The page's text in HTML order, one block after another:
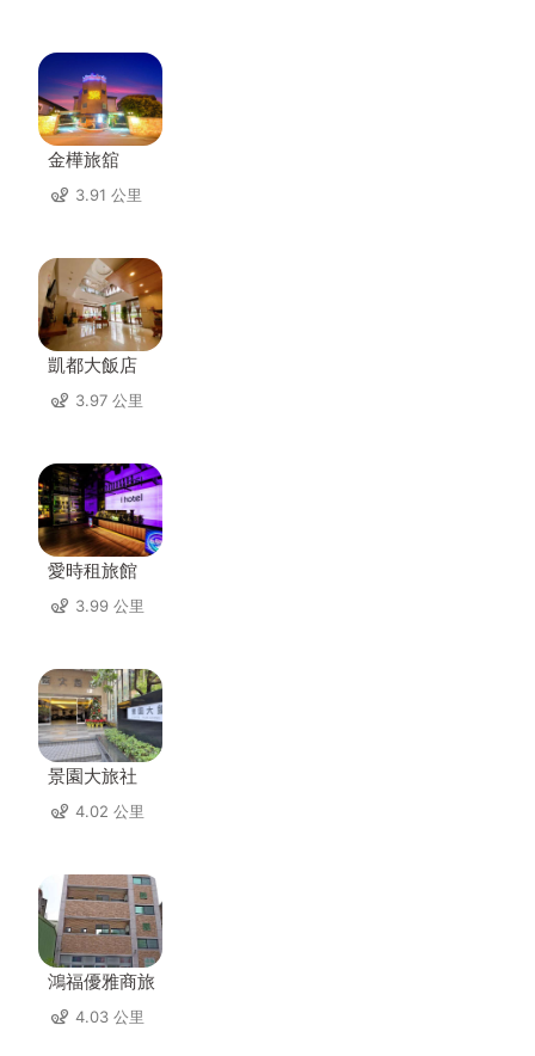
金樺旅舘
3.91 公里
凱都大飯店
3.97 公里
愛時租旅館
3.99 公里
景園大旅社
4.02 公里
鴻福優雅商旅
4.03 公里